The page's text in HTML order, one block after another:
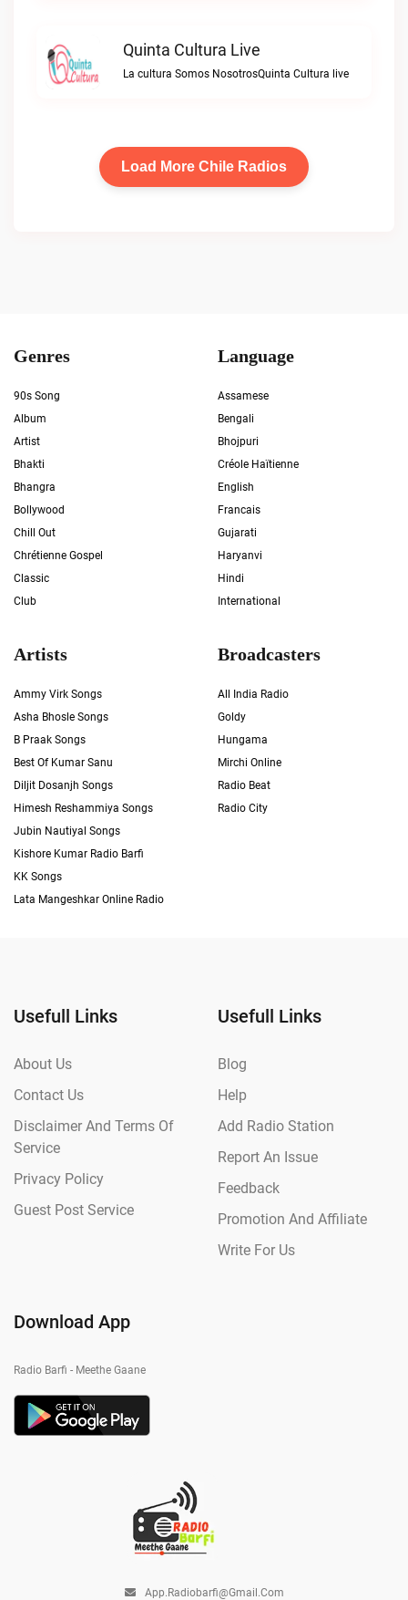
Quinta Cultura Live
La cultura Somos NosotrosQuinta Cultura live
Load More Chile Radios
Genres
90s Song
Album
Artist
Bhakti
Bhangra
Bollywood
Chill Out
Chrétienne Gospel
Classic
Club
Language
Assamese
Bengali
Bhojpuri
Créole Haïtienne
English
Francais
Gujarati
Haryanvi
Hindi
International
Artists
Ammy Virk Songs
Asha Bhosle Songs
B Praak Songs
Best Of Kumar Sanu
Diljit Dosanjh Songs
Himesh Reshammiya Songs
Jubin Nautiyal Songs
Kishore Kumar Radio Barfi
KK Songs
Lata Mangeshkar Online Radio
Broadcasters
All India Radio
Goldy
Hungama
Mirchi Online
Radio Beat
Radio City
Usefull Links
About Us
Contact Us
Disclaimer And Terms Of
Service
Privacy Policy
Guest Post Service
Usefull Links
Blog
Help
Add Radio Station
Report An Issue
Feedback
Promotion And Affiliate
Write For Us
Download App
Radio Barfi - Meethe Gaane
App.radiobarfi@gmail.com